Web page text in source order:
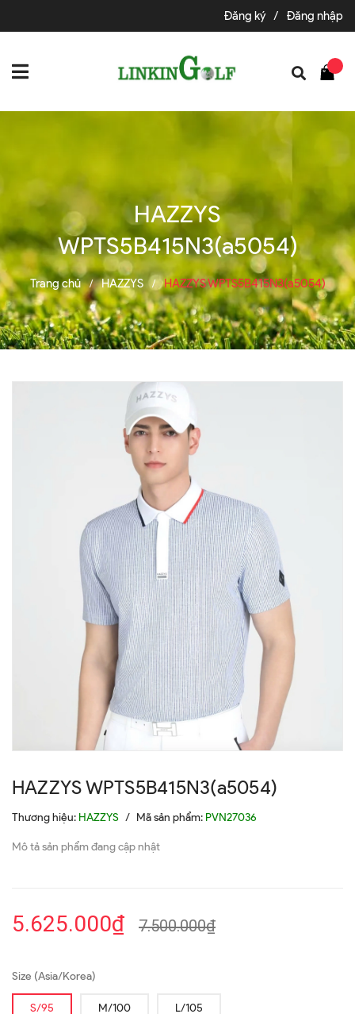
Đăng ký / Đăng nhập
HAZZYS
WPTS5B415N3(a5054)
Trang chủ / HAZZYS / HAZZYS WPTS5B415N3(a5054)
HAZZYS WPTS5B415N3(a5054)
Thương hiệu: HAZZYS / Mã sản phẩm: PVN27036
Mô tả sản phẩm đang cập nhật
5.625.000₫ 7.500.000₫
Size (Asia/Korea)
S/95 M/100 L/105